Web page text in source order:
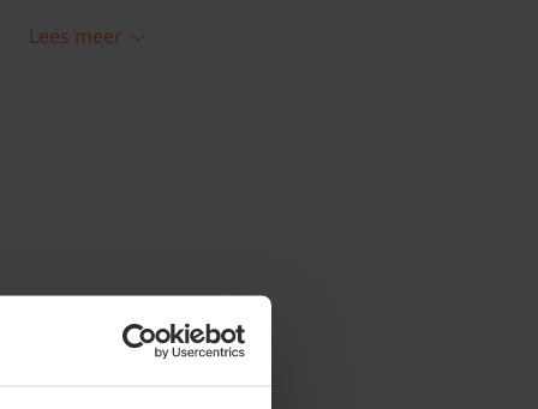
snoeien en
Lees meer